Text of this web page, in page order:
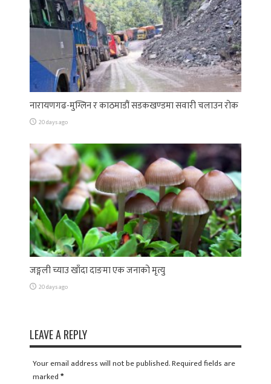
नारायणगढ-मुग्लिन र काठमाडौं सडकखण्डमा सवारी चलाउन रोक
20 days ago
जङ्गली च्याउ खाँदा दाङमा एक जनाको मृत्यु
20 days ago
LEAVE A REPLY
Your email address will not be published. Required fields are
marked*